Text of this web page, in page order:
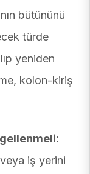
bütününü
türde
yeniden
kolon-kiriş
iş yerini